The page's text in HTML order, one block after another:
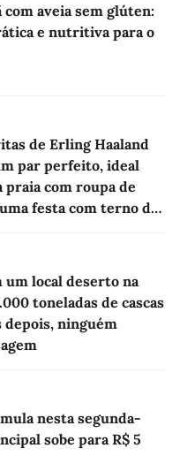
com aveia sem glúten:
e nutritiva para o
de Erling Haaland
par perfeito, ideal
praia com roupa de
festa com terno de
um local deserto na
toneladas de cascas
depois, ninguém
nesta segunda-
sobe para R$ 5